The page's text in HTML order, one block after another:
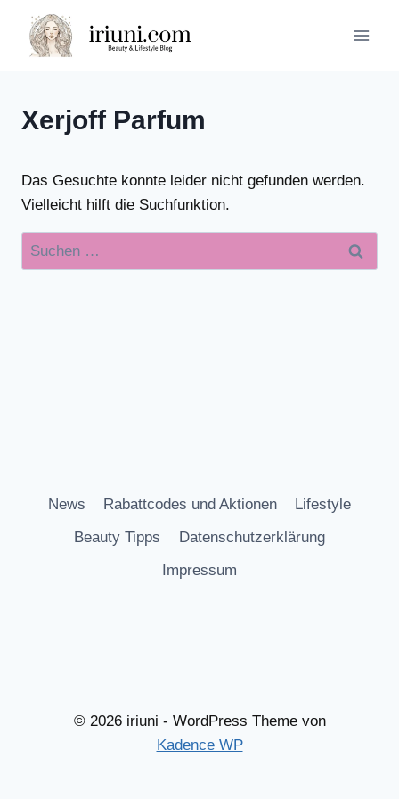
Inhalt
springen
Xerjoff Parfum
Das Gesuchte konnte leider nicht gefunden werden.
Vielleicht hilft die Suchfunktion.
Suchen
nach:
News Rabattcodes und Aktionen
Lifestyle
Beauty Tipps
Datenschutzerklärung
Impressum
© 2026 iriuni - WordPress Theme von
Kadence WP